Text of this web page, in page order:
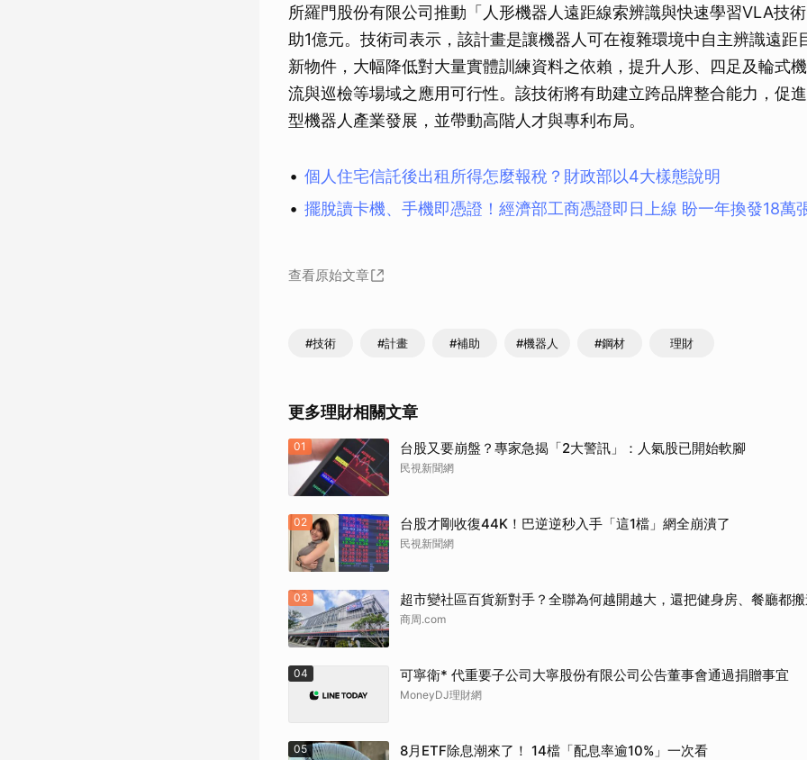
所羅門股份有限公司推動「人形機器人遠距線索辨識與快速學習VLA技
助1億元。技術司表示，該計畫是讓機器人可在複雜環境中自主辨識遠距
新物件，大幅降低對大量實體訓練資料之依賴，提升人形、四足及輪式
流與巡檢等場域之應用可行性。該技術將有助建立跨品牌整合能力，促
型機器人產業發展，並帶動高階人才與專利布局。
個人住宅信託後出租所得怎麼報稅？財政部以4大樣態說明
擺脫讀卡機、手機即憑證！經濟部工商憑證即日上線 盼一年換發18萬
查看原始文章
#技術 #計畫 #補助 #機器人 #鋼材 理財
更多理財相關文章
01 台股又要崩盤？專家急揭「2大警訊」：人氣股已開始軟腳
民視新聞網
02 台股才剛收復44K！巴逆逆秒入手「這1檔」網全崩潰了
民視新聞網
03 超市變社區百貨新對手？全聯為何越開越大，還把健身房、餐廳都
商周.com
04 可寧衛* 代重要子公司大寧股份有限公司公告董事會通過捐贈事宜
MoneyDJ理財網
05 8月ETF除息潮來了！ 14檔「配息率逾10%」一次看